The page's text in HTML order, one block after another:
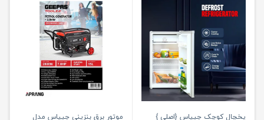
یخچال کوچک جیپاس {اصلی }
موتور برق بنزینی جیپاس مدل